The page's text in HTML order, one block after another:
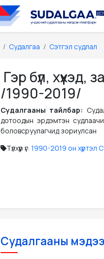
Судалгаа Сэтгэл судлал
Гэр бүл,
/1990-2019/
Судалгааны тайлбар:
дотоодын эрдэмтэн
боловсруулагчид зориулсан
Түлхүүр үг: 1990-2019 он хүртэл
Судалгааны